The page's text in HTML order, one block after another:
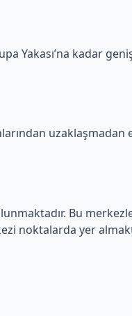
Yakası’na kadar
Bu
noktalarda yer